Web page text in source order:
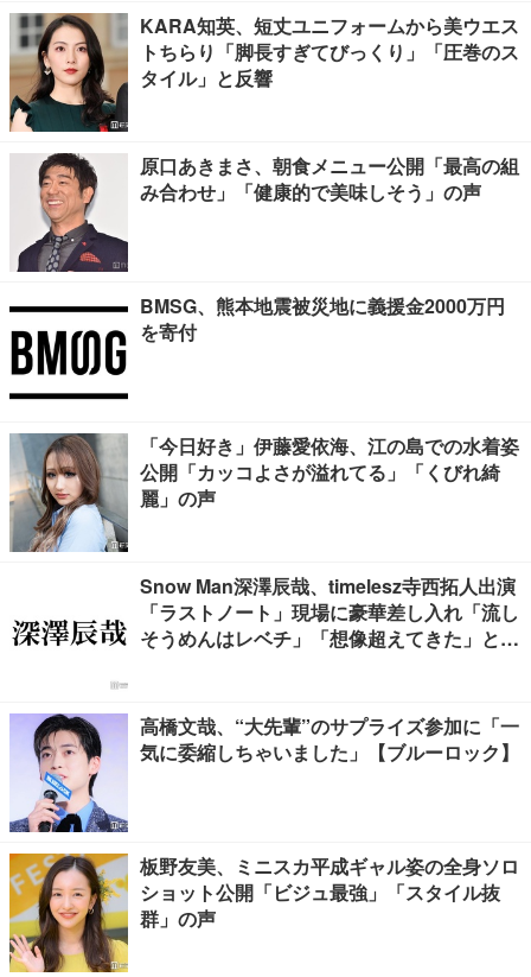
KARA知英、短丈ユニフォームから美ウエス
トちらり「脚長すぎてびっくり」「圧巻のス
タイル」と反響
原口あきまさ、朝食メニュー公開「最高の組
み合わせ」「健康的で美味しそう」の声
BMSG、熊本地震被災地に義援金2000万円
を寄付
「今日好き」伊藤愛依海、江の島での水着姿
公開「カッコよさが溢れてる」「くびれ綺
麗」の声
Snow Man深澤辰哉、timelesz寺西拓人出演
「ラストノート」現場に豪華差し入れ「流し
そうめんはレベチ」「想像超えてきた」と絶
高橋文哉、“大先輩”のサプライズ参加に「一
気に委縮しちゃいました」【ブルーロック】
板野友美、ミニスカ平成ギャル姿の全身ソロ
ショット公開「ビジュ最強」「スタイル抜
群」の声